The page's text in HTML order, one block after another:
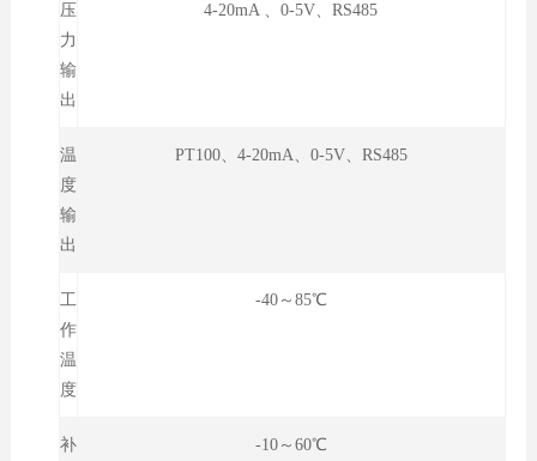
压
力
输
出
4-20mA 、0-5V、RS485
温
度
输
出
PT100、4-20mA、0-5V、RS485
工
作
温
度
-40～85℃
补 -10～60℃